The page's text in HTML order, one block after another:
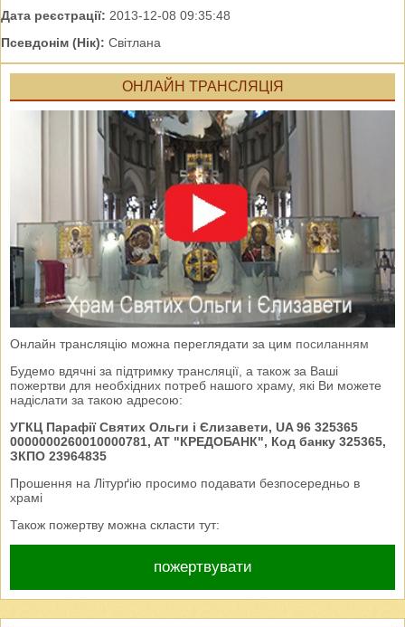
Дата реєстрації: 2013-12-08 09:35:48
Псевдонім (Нік): Світлана
ОНЛАЙН ТРАНСЛЯЦІЯ
Онлайн трансляцію можна переглядати за цим посиланням
Будемо вдячні за підтримку трансляції, а також за Ваші
пожертви для необхідних потреб нашого храму, які Ви можете
надіслати за такою адресою:
УГКЦ Парафії Святих Ольги і Єлизавети, UA 96 325365
0000000260010000781, AT "КРЕДОБАНК", Код банку 325365,
ЗКПО 23964835
Прошення на Літурґію просимо подавати безпосередньо в
храмі
Також пожертву можна скласти тут:
пожертвувати